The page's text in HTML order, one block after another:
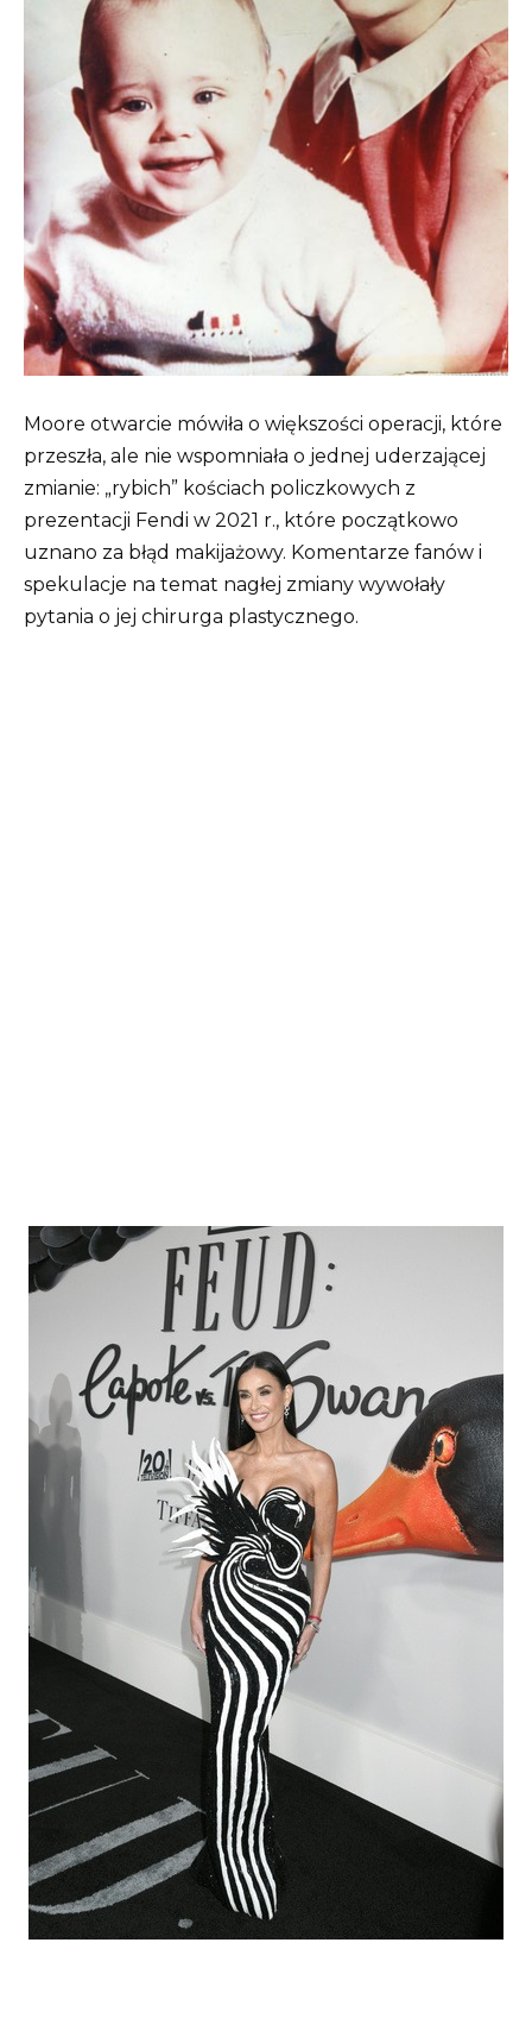
Moore otwarcie mówiła o większości operacji, które
przeszła, ale nie wspomniała o jednej uderzającej
zmianie: „rybich” kościach policzkowych z
prezentacji Fendi w 2021 r., które początkowo
uznano za błąd makijażowy. Komentarze fanów i
spekulacje na temat nagłej zmiany wywołały
pytania o jej chirurga plastycznego.